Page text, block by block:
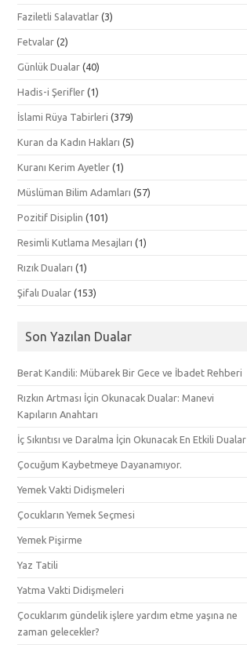
Faziletli Salavatlar (3)
Fetvalar (2)
Günlük Dualar (40)
Hadis-i Şerifler (1)
İslami Rüya Tabirleri (379)
Kuran da Kadın Hakları (5)
Kuranı Kerim Ayetler (1)
Müslüman Bilim Adamları (57)
Pozitif Disiplin (101)
Resimli Kutlama Mesajları (1)
Rızık Duaları (1)
Şifalı Dualar (153)
Son Yazılan Dualar
Berat Kandili: Mübarek Bir Gece ve İbadet Rehberi
Rızkın Artması İçin Okunacak Dualar: Manevi
Kapıların Anahtarı
İç Sıkıntısı ve Daralma İçin Okunacak En Etkili Dualar
Çocuğum Kaybetmeye Dayanamıyor.
Yemek Vakti Didişmeleri
Çocukların Yemek Seçmesi
Yemek Pişirme
Yaz Tatili
Yatma Vakti Didişmeleri
Çocuklarım gündelik işlere yardım etme yaşına ne
zaman gelecekler?